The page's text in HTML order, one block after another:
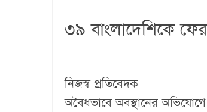
৩৯ বাংলাদেশিকে
নিজস্ব প্রতিবেদক
অবৈধভাবে অবস্থানের